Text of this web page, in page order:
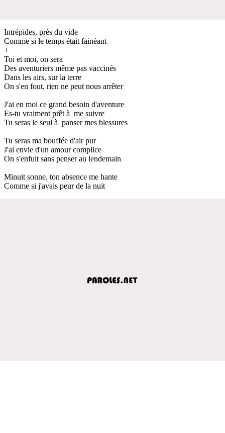
Intrépides, près du vide
Comme si le temps était fainéant
+
Toi et moi, on sera
Des aventuriers même pas vaccinés
Dans les airs, sur la terre
On s'en fout, rien ne peut nous arrêter
J'ai en moi ce grand besoin d'aventure
Es-tu vraiment prêt à me suivre
Tu seras le seul à panser mes blessures
Tu seras ma bouffée d'air pur
J'ai envie d'un amour complice
On s'enfuit sans penser au lendemain
Minuit sonne, ton absence me hante
Comme si j'avais peur de la nuit